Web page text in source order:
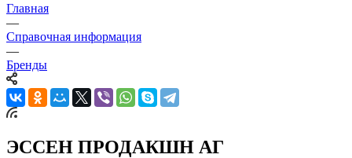
Главная
—
Справочная информация
—
Бренды
ЭССЕН ПРОДАКШН АГ